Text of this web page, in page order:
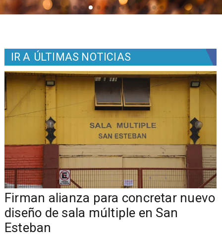
IR A ÚLTIMAS NOTICIAS
​​Firman alianza para concretar nuevo
diseño de sala múltiple en San
Esteban